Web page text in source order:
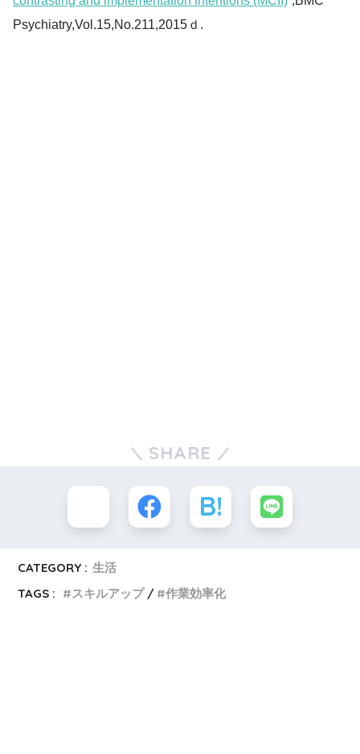
Psychiatry,Vol.15,No.211,2015ｄ.
SHARE
CATEGORY : 生活
TAGS :
スキルアップ 作業効率化